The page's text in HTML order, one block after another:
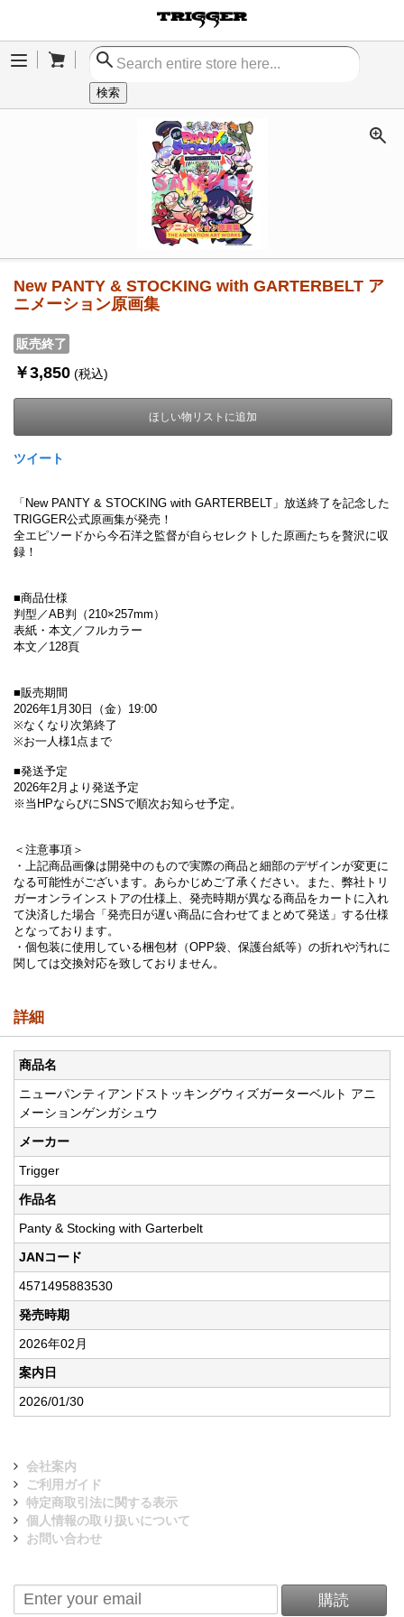
Menu
検索
New PANTY & STOCKING with GARTERBELT ア
ニメーション原画集
販売終了
￥3,850 (税込)
ほしい物リストに追加
ツイート
「New PANTY & STOCKING with GARTERBELT」放送終了を記念した
TRIGGER公式原画集が発売！
全エピソードから今石洋之監督が自らセレクトした原画たちを贅沢に収
録！
■商品仕様
判型／AB判（210×257mm）
表紙・本文／フルカラー
本文／128頁
■販売期間
2026年1月30日（金）19:00
※なくなり次第終了
※お一人様1点まで
■発送予定
2026年2月より発送予定
※当HPならびにSNSで順次お知らせ予定。
＜注意事項＞
・上記商品画像は開発中のもので実際の商品と細部のデザインが変更に
なる可能性がございます。あらかじめご了承ください。また、弊社トリ
ガーオンラインストアの仕様上、発売時期が異なる商品をカートに入れ
て決済した場合「発売日が遅い商品に合わせてまとめて発送」する仕様
となっております。
・個包装に使用している梱包材（OPP袋、保護台紙等）の折れや汚れに
関しては交換対応を致しておりません。
詳細
商品名
ニューパンティアンドストッキングウィズガーターベルト アニ
メーションゲンガシュウ
メーカー
Trigger
作品名
Panty & Stocking with Garterbelt
JANコード
4571495883530
発売時期
2026年02月
案内日
2026/01/30
会社案内
ご利用ガイド
特定商取引法に関する表示
個人情報の取り扱いについて
お問い合わせ
購読